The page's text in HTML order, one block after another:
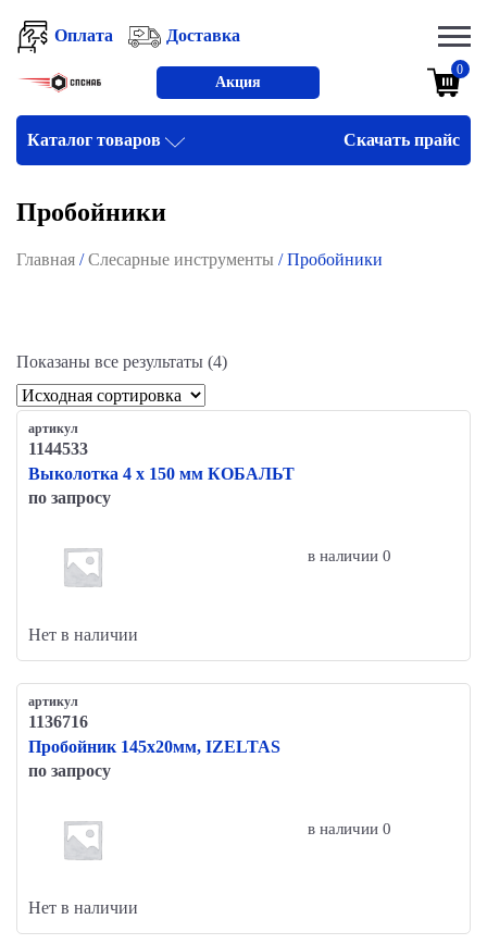
Оплата Доставка
Акция
0
Каталог товаров Скачать прайс
Пробойники
Главная /Слесарные инструменты / Пробойники
Показаны все результаты (4)
артикул
1144533
Выколотка 4 x 150 мм КОБАЛЬТ
по запросу
в наличии 0
Нет в наличии
артикул
1136716
Пробойник 145х20мм, IZELTAS
по запросу
в наличии 0
Нет в наличии